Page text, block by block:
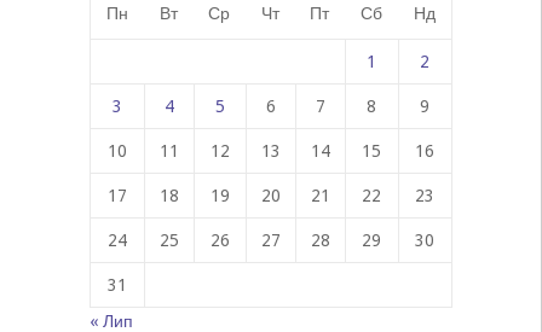
Пн Вт Ср Чт Пт Сб Нд
1 2
3 4 5 6 7 8 9
10 11 12 13 14 15 16
17 18 19 20 21 22 23
24 25 26 27 28 29 30
31
« Лип